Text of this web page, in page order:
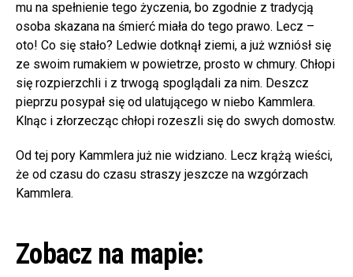
mu na spełnienie tego życzenia, bo zgodnie z tradycją
osoba skazana na śmierć miała do tego prawo. Lecz –
oto! Co się stało? Ledwie dotknął ziemi, a już wzniósł się
ze swoim rumakiem w powietrze, prosto w chmury. Chłopi
się rozpierzchli i z trwogą spoglądali za nim. Deszcz
pieprzu posypał się od ulatującego w niebo Kammlera.
Klnąc i złorzecząc chłopi rozeszli się do swych domostw.
Od tej pory Kammlera już nie widziano. Lecz krążą wieści,
że od czasu do czasu straszy jeszcze na wzgórzach
Kammlera.
Zobacz na mapie: